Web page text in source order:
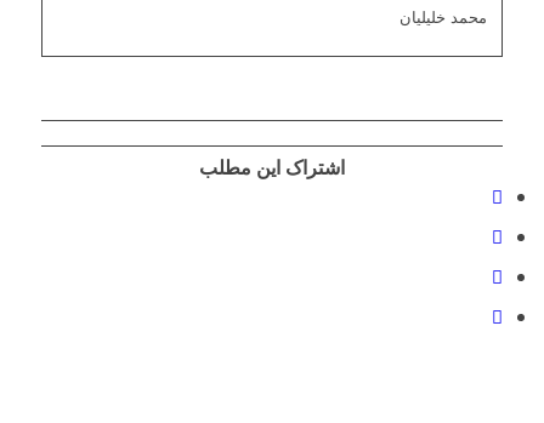
محمد خلیلیان
اشتراک این مطلب